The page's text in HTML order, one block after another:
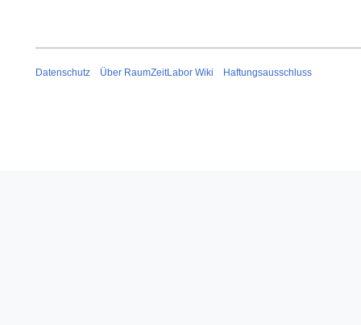
Datenschutz Über RaumZeitLabor Wiki Haftungsausschluss